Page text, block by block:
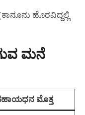
ಹೊರವಿದ್ದಲ್ಲಿ
ಮನೆ
ಮೊತ್ತ